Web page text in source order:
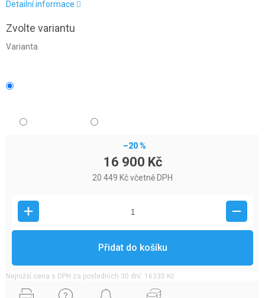
Detailní informace
Zvolte variantu
Varianta
–20 %
16 900 Kč
20 449 Kč včetně DPH
Přidat do košíku
Nejnižší cena s DPH za posledních 30 dní: 16335 Kč